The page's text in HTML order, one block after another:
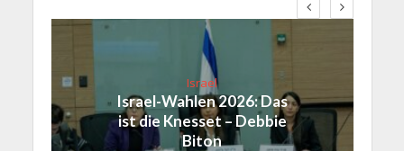
Israel
Israel-Wahlen 2026: Das
ist die Knesset – Debbie
Biton